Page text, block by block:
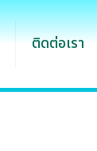
ติดต่อเรา